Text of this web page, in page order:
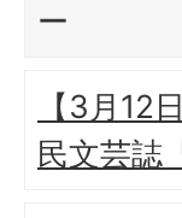
ー
【3月12
民文芸誌